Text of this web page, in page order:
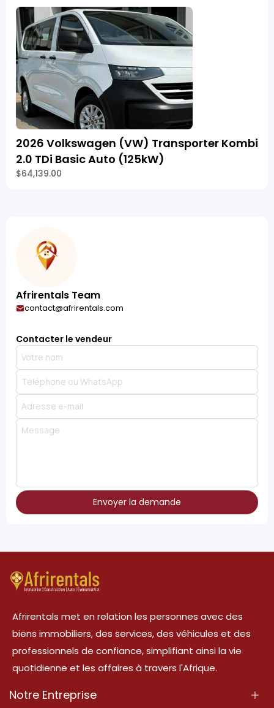
2026 Volkswagen (VW) Transporter Kombi
2.0 TDi Basic Auto (125kW)
$64,139.00
Afrirentals Team
contact@afrirentals.com
Contacter le vendeur
Envoyer la demande
Afrirentals met en relation les personnes avec des
biens immobiliers, des services, des véhicules et des
professionnels de confiance, simplifiant ainsi la vie
quotidienne et les affaires à travers l'Afrique.
Notre Entreprise